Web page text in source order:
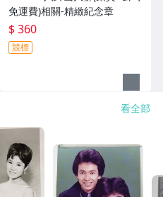
免運費)相關-精緻紀念章
$ 360
競標
看全部